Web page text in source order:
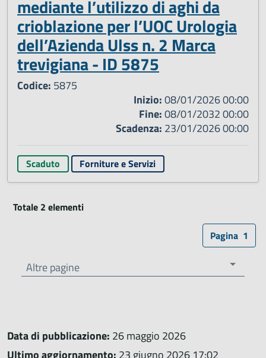
mediante l’utilizzo di aghi da
crioblazione per l’UOC Urologia
dell’Azienda Ulss n. 2 Marca
trevigiana - ID 5875
Codice: 5875
Inizio:08/01/2026 00:00
Fine:08/01/2032 00:00
Scadenza: 23/01/2026 00:00
Scaduto Forniture e Servizi
Totale 2 elementi
Pagina 1
Data di pubblicazione: 26 maggio 2026